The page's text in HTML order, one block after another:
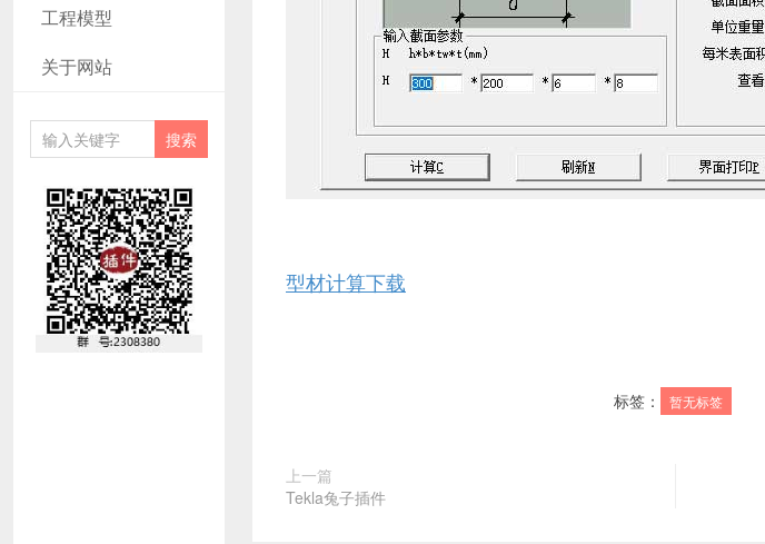
工程模型
关于网站
型材计算下载
标签： 暂无标签
上一篇
Tekla兔子插件